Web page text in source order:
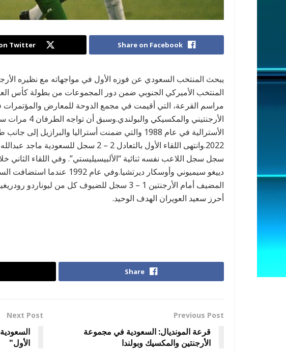
Share on Facebook
Twitter
يبحث المنتخب السعودي عن فوزه الأول في مواجهاته مع نظيره
مراسم القرعة، التي أقيمت في مجمع الدوحة للمعارض والمؤتمرات
الأرجنتيني
الأسترالية في عام 1988 والتي ضمنت أستراليا
2022.وانتهى اللقاء الأول بالتعادل 2 – 2
سجل سجل اللاعب نفسه ثنائية “الألبيسيليستي”. وفي اللقاء الثاني
دييغو سيميوني وأوسكار
المضيف أمام الأرجنتين 1 – 3 سجل للضيوف كل من
أحرز سعيد العويران الهدف الوحيد.
Share
Previous Post
قرعة المونديال: السعودية في مجموعة
الأرجنتين والمكسيك وبولندا
Next Post
الأول"